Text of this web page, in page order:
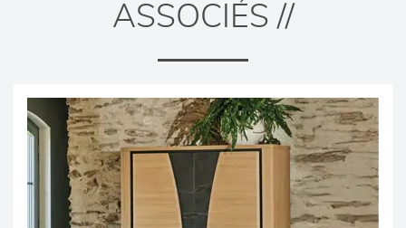
ASSOCIÉS //